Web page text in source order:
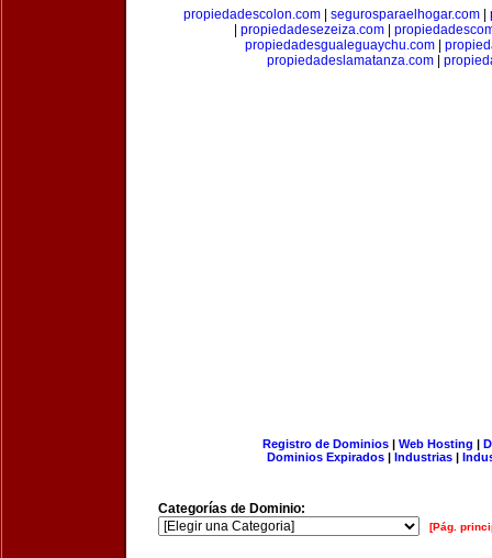
propiedadescolon.com| segurosparaelhogar.com|
propiedadesezeiza.com
propiedadesgualeguaychu.com|
propiedadeslamatanza.com
Registro de Dominios| Web Hosting |
Dominios Expirados | Industrias |
Categorías de Dominio:
[Pág.